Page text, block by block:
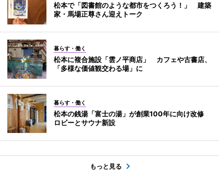
松本で「図書館のような都市をつくろう！」 建築
家・馬場正尊さん迎えトーク
暮らす・働く
松本に複合施設「雲ノ平商店」 カフェや古書店、
「多様な価値観交わる場」に
暮らす・働く
松本の銭湯「富士の湯」が創業100年に向け改修
ロビーとサウナ新設
もっと見る